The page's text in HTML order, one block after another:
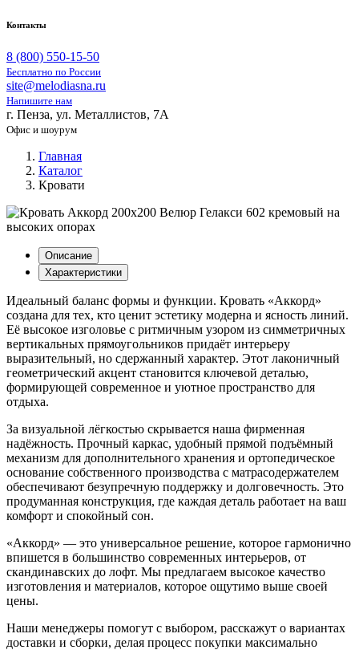
Контакты
8 (800) 550-15-50
Бесплатно по России
site@melodiasna.ru
Напишите нам
г. Пенза, ул. Металлистов, 7А
Офис и шоурум
Главная
Каталог
Кровати
Описание
Характеристики
Идеальный баланс формы и функции. Кровать «Аккорд»
создана для тех, кто ценит эстетику модерна и ясность линий.
Её высокое изголовье с ритмичным узором из симметричных
вертикальных прямоугольников придаёт интерьеру
выразительный, но сдержанный характер. Этот лаконичный
геометрический акцент становится ключевой деталью,
формирующей современное и уютное пространство для
отдыха.
За визуальной лёгкостью скрывается наша фирменная
надёжность. Прочный каркас, удобный прямой подъёмный
механизм для дополнительного хранения и ортопедическое
основание собственного производства с матрасодержателем
обеспечивают безупречную поддержку и долговечность. Это
продуманная конструкция, где каждая деталь работает на ваш
комфорт и спокойный сон.
«Аккорд» — это универсальное решение, которое гармонично
впишется в большинство современных интерьеров, от
скандинавских до лофт. Мы предлагаем высокое качество
изготовления и материалов, которое ощутимо выше своей
цены.
Наши менеджеры помогут с выбором, расскажут о вариантах
доставки и сборки, делая процесс покупки максимально